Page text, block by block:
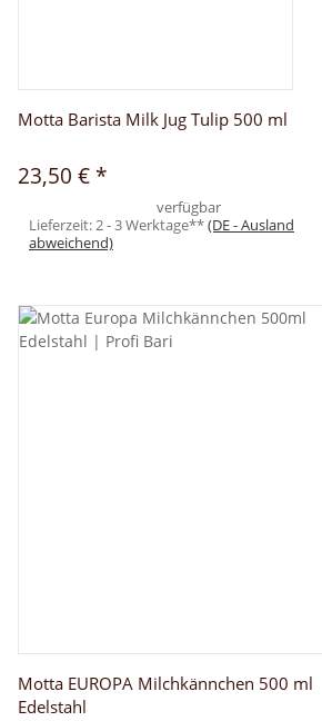
Motta Barista Milk Jug Tulip 500 ml
23,50 € *
verfügbar
Lieferzeit: 2 - 3 Werktage**(DE - Ausland
abweichend)
Motta EUROPA Milchkännchen 500 ml
Edelstahl